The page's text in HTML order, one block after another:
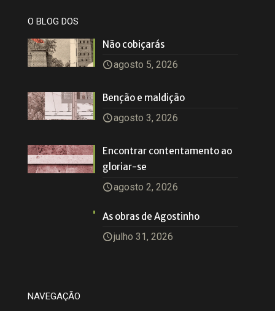
O BLOG DOS
Não cobiçarás
agosto 5, 2026
Benção e maldição
agosto 3, 2026
Encontrar contentamento ao
gloriar-se
agosto 2, 2026
As obras de Agostinho
julho 31, 2026
NAVEGAÇÃO